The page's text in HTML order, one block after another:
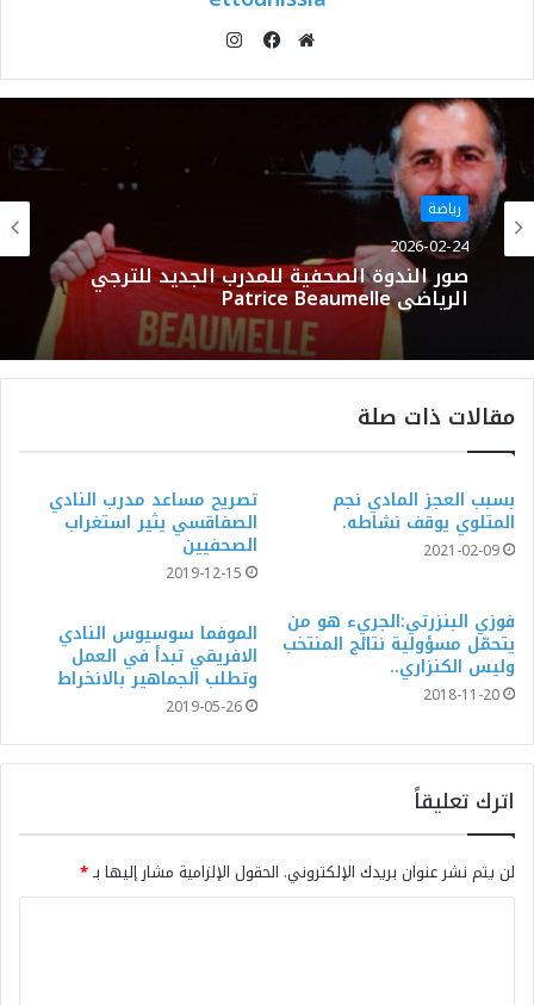
الويب
رياضة
2026-02-24
صور الندوة الصحفية للمدرب الجديد للترجي
الرياضي Patrice Beaumelle
مقالات ذات صلة
بسبب العجز المادي نجم
المتلوي يوقف نشاطه.
2021-02-09
تصريح مساعد مدرب النادي
الصفاقسي يثير استغراب
الصحفيين
2019-12-15
فوزي البنزرتي:الجريء هو من
يتحمّل مسؤولية نتائج المنتخب
وليس الكنزاري..
2018-11-20
الموفما سوسيوس النادي
الافريقي تبدأ في العمل
وتطلب الجماهير بالانخراط
2019-05-26
اترك تعليقاً
لن يتم نشر عنوان بريدك الإلكتروني. الحقول الإلزامية مشار إليها بـ*